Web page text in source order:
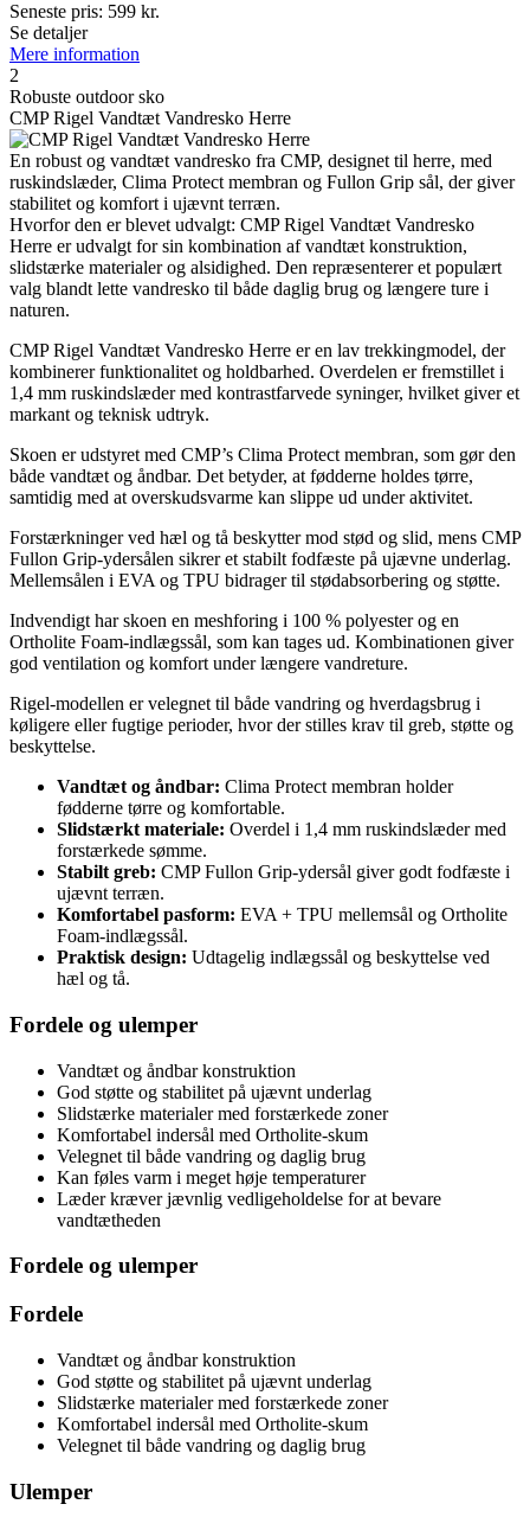
Seneste pris: 599 kr.
Se detaljer
Mere information
2
Robuste outdoor sko
CMP Rigel Vandtæt Vandresko Herre
En robust og vandtæt vandresko fra CMP, designet til herre, med
ruskindslæder, Clima Protect membran og Fullon Grip sål, der giver
stabilitet og komfort i ujævnt terræn.
Hvorfor den er blevet udvalgt: CMP Rigel Vandtæt Vandresko
Herre er udvalgt for sin kombination af vandtæt konstruktion,
slidstærke materialer og alsidighed. Den repræsenterer et populært
valg blandt lette vandresko til både daglig brug og længere ture i
naturen.
CMP Rigel Vandtæt Vandresko Herre er en lav trekkingmodel, der
kombinerer funktionalitet og holdbarhed. Overdelen er fremstillet i
1,4 mm ruskindslæder med kontrastfarvede syninger, hvilket giver et
markant og teknisk udtryk.
Skoen er udstyret med CMP’s Clima Protect membran, som gør den
både vandtæt og åndbar. Det betyder, at fødderne holdes tørre,
samtidig med at overskudsvarme kan slippe ud under aktivitet.
Forstærkninger ved hæl og tå beskytter mod stød og slid, mens CMP
Fullon Grip-ydersålen sikrer et stabilt fodfæste på ujævne underlag.
Mellemsålen i EVA og TPU bidrager til stødabsorbering og støtte.
Indvendigt har skoen en meshforing i 100 % polyester og en
Ortholite Foam-indlægssål, som kan tages ud. Kombinationen giver
god ventilation og komfort under længere vandreture.
Rigel-modellen er velegnet til både vandring og hverdagsbrug i
køligere eller fugtige perioder, hvor der stilles krav til greb, støtte og
beskyttelse.
Vandtæt og åndbar: Clima Protect membran holder
fødderne tørre og komfortable.
Slidstærkt materiale: Overdel i 1,4 mm ruskindslæder med
forstærkede sømme.
Stabilt greb: CMP Fullon Grip-ydersål giver godt fodfæste i
ujævnt terræn.
Komfortabel pasform: EVA + TPU mellemsål og Ortholite
Foam-indlægssål.
Praktisk design: Udtagelig indlægssål og beskyttelse ved
hæl og tå.
Fordele og ulemper
Vandtæt og åndbar konstruktion
God støtte og stabilitet på ujævnt underlag
Slidstærke materialer med forstærkede zoner
Komfortabel indersål med Ortholite-skum
Velegnet til både vandring og daglig brug
Kan føles varm i meget høje temperaturer
Læder kræver jævnlig vedligeholdelse for at bevare
vandtætheden
Fordele og ulemper
Fordele
Vandtæt og åndbar konstruktion
God støtte og stabilitet på ujævnt underlag
Slidstærke materialer med forstærkede zoner
Komfortabel indersål med Ortholite-skum
Velegnet til både vandring og daglig brug
Ulemper